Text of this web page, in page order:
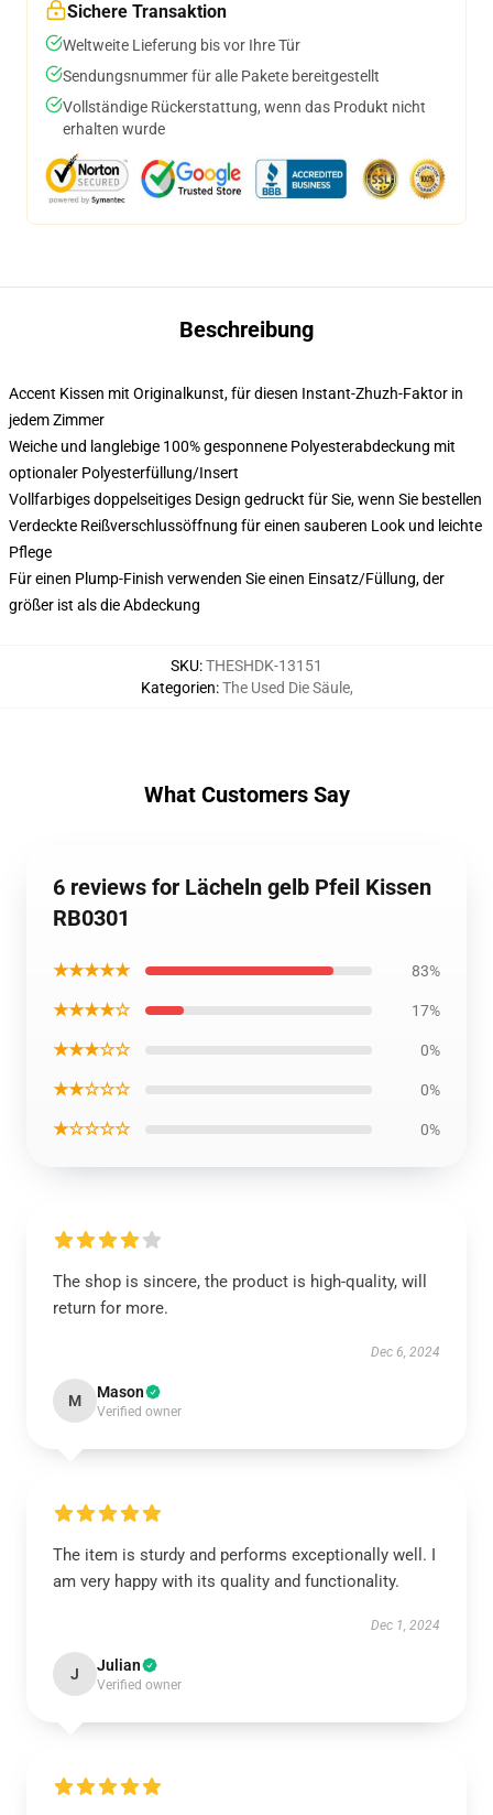
Sichere Transaktion
Weltweite Lieferung bis vor Ihre Tür
Sendungsnummer für alle Pakete bereitgestellt
Vollständige Rückerstattung, wenn das Produkt nicht
erhalten wurde
Beschreibung
Accent Kissen mit Originalkunst, für diesen Instant-Zhuzh-Faktor in
jedem Zimmer
Weiche und langlebige 100% gesponnene Polyesterabdeckung mit
optionaler Polyesterfüllung/Insert
Vollfarbiges doppelseitiges Design gedruckt für Sie, wenn Sie bestellen
Verdeckte Reißverschlussöffnung für einen sauberen Look und leichte
Pflege
Für einen Plump-Finish verwenden Sie einen Einsatz/Füllung, der
größer ist als die Abdeckung
SKU:THESHDK-13151
Kategorien:The Used Die Säule,
What Customers Say
6 reviews for Lächeln gelb Pfeil Kissen
RB0301
★★★★★ 83%
★★★★☆ 17%
★★★☆☆ 0%
★★☆☆☆ 0%
★☆☆☆☆ 0%
The shop is sincere, the product is high-quality, will
return for more.
Dec 6, 2024
M Mason
Verified owner
The item is sturdy and performs exceptionally well. I
am very happy with its quality and functionality.
Dec 1, 2024
J Julian
Verified owner